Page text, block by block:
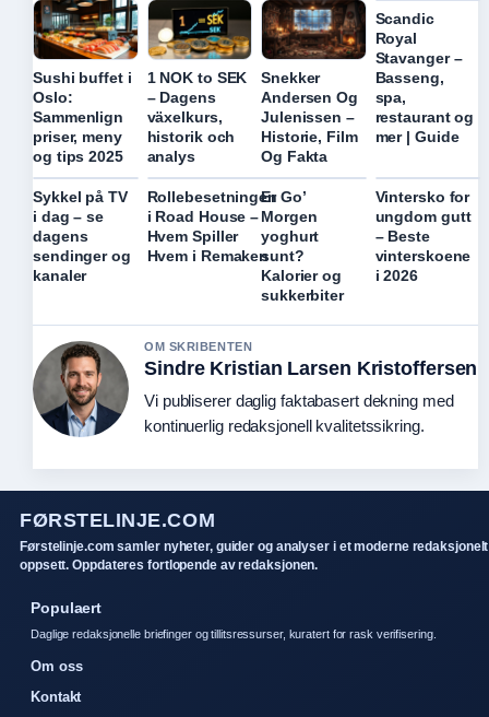
Sushi buffet i
Oslo:
Sammenlign
priser, meny
og tips 2025
1 NOK to SEK
– Dagens
växelkurs,
historik och
analys
Snekker
Andersen Og
Julenissen –
Historie, Film
Og Fakta
Scandic
Royal
Stavanger –
Basseng,
spa,
restaurant og
mer | Guide
Sykkel på TV
i dag – se
dagens
sendinger og
kanaler
Rollebesetningen
i Road House –
Hvem Spiller
Hvem i Remaken
Er Go’
Morgen
yoghurt
sunt?
Kalorier og
sukkerbiter
Vintersko for
ungdom gutt
– Beste
vinterskoene
i 2026
OM SKRIBENTEN
Sindre Kristian Larsen Kristoffersen
Vi publiserer daglig faktabasert dekning med
kontinuerlig redaksjonell kvalitetssikring.
FØRSTELINJE.COM
Førstelinje.com samler nyheter, guider og analyser i et moderne redaksjonelt
oppsett. Oppdateres fortlopende av redaksjonen.
Populaert
Daglige redaksjonelle briefinger og tillitsressurser, kuratert for rask verifisering.
Om oss
Kontakt